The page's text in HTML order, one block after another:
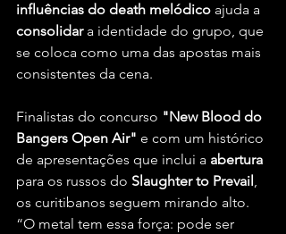
influências do death melódico ajuda a
consolidar a identidade do grupo, que
se coloca como uma das apostas mais
consistentes da cena.
Finalistas do concurso "New Blood do
Bangers Open Air" e com um histórico
de apresentações que inclui a abertura
para os russos do Slaughter to Prevail ,
os curitibanos seguem mirando alto.
“O metal tem essa força: pode ser